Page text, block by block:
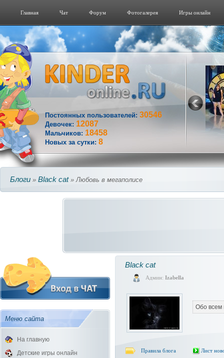
Главная Чат Форум Фотогалерeя Игры онлайн
Постоянных пользователей: 30546
Девочек: 12087
Мальчиков: 18458
Новых за сутки: 8
Блоги » Black cat» Любовь в мегаполисе
Меню сайта
На главную
Детские игры онлайн
Black cat
Админ: Izabella
Обо всем
Правила блога Лист